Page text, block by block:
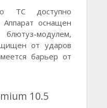
ТС доступно
оснащен
модулем,
от ударов
барьер от
10.5